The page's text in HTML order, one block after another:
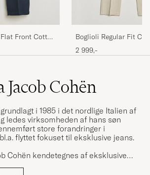
Front Cotton
Boglioli Regular Fit
Beige
2 999,-
Cohën
i 1985 i det nordlige Italien af
ledes virksomheden af hans søn
store forandringer i
flyttet fokuset til eksklusive jeans.
Cohën kendetegnes af eksklusive